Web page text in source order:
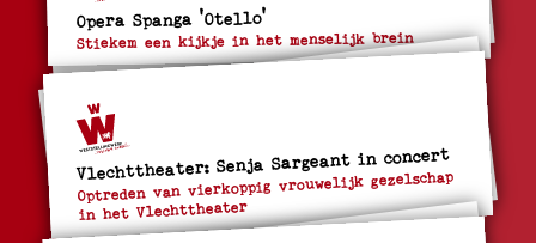
Opera Spanga 'Otello'
Stiekem een kijkje in het menselijk brein
Vlechttheater: Senja Sargeant in concert
Optreden van vierkoppig vrouwelijk gezelschap
in het Vlechttheater